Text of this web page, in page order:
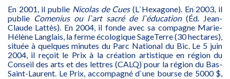
En 2001, il publie Nicolas de Cues(L`Hexagone). En 2003, il
publie Comenius ou l`art sacré de l`éducation(Éd. Jean-
Claude Lattès). En 2004, il fonde avec sa compagne Marie-
Hélène Langlais, la ferme écologique SageTerre (30 hectares),
située à quelques minutes du Parc National du Bic. Le 5 juin
2004, il reçoit le Prix à la création artistique en région du
Conseil des arts et des lettres (CALQ) pour la région du Bas-
Saint-Laurent. Le Prix, accompagné d`une bourse de 5000 $,